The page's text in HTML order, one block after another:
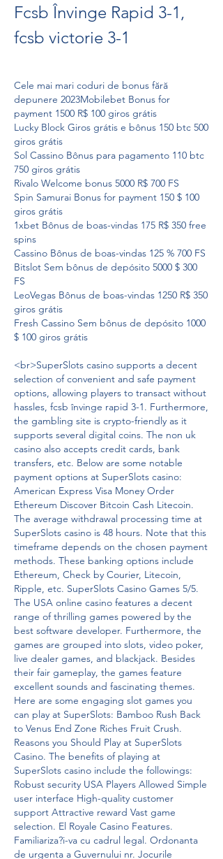
Fcsb Învinge Rapid 3-1,
fcsb victorie 3-1
Cele mai mari coduri de bonus fără
depunere 2023Mobilebet Bonus for
payment 1500 R$ 100 giros grátis
Lucky Block Giros grátis e bônus 150 btc 500
giros grátis
Sol Cassino Bônus para pagamento 110 btc
750 giros grátis
Rivalo Welcome bonus 5000 R$ 700 FS
Spin Samurai Bonus for payment 150 $ 100
giros grátis
1xbet Bônus de boas-vindas 175 R$ 350 free
spins
Cassino Bônus de boas-vindas 125 % 700 FS
Bitslot Sem bônus de depósito 5000 $ 300
FS
LeoVegas Bônus de boas-vindas 1250 R$ 350
giros grátis
Fresh Cassino Sem bônus de depósito 1000
$ 100 giros grátis
<br>SuperSlots casino supports a decent
selection of convenient and safe payment
options, allowing players to transact without
hassles, fcsb învinge rapid 3-1. Furthermore,
the gambling site is crypto-friendly as it
supports several digital coins. The non uk
casino also accepts credit cards, bank
transfers, etc. Below are some notable
payment options at SuperSlots casino:
American Express Visa Money Order
Ethereum Discover Bitcoin Cash Litecoin.
The average withdrawal processing time at
SuperSlots casino is 48 hours. Note that this
timeframe depends on the chosen payment
methods. These banking options include
Ethereum, Check by Courier, Litecoin,
Ripple, etc. SuperSlots Casino Games 5/5.
The USA online casino features a decent
range of thrilling games powered by the
best software developer. Furthermore, the
games are grouped into slots, video poker,
live dealer games, and blackjack. Besides
their fair gameplay, the games feature
excellent sounds and fascinating themes.
Here are some engaging slot games you
can play at SuperSlots: Bamboo Rush Back
to Venus End Zone Riches Fruit Crush.
Reasons you Should Play at SuperSlots
Casino. The benefits of playing at
SuperSlots casino include the followings:
Robust security USA Players Allowed Simple
user interface High-quality customer
support Attractive reward Vast game
selection. El Royale Casino Features.
Familiariza?i-va cu cadrul legal. Ordonanta
de urgenta a Guvernului nr. Jocurile